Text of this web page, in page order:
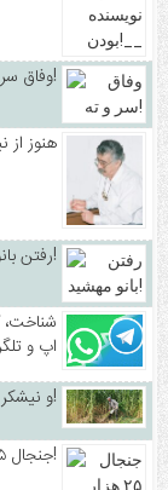
وفاق سر و ته!
هنوز از
رفتن بانو مهشید!
شناخت،
اپ و
و نیشکر در ترازو!
جنجال ۲۵ هزار هکتاری!